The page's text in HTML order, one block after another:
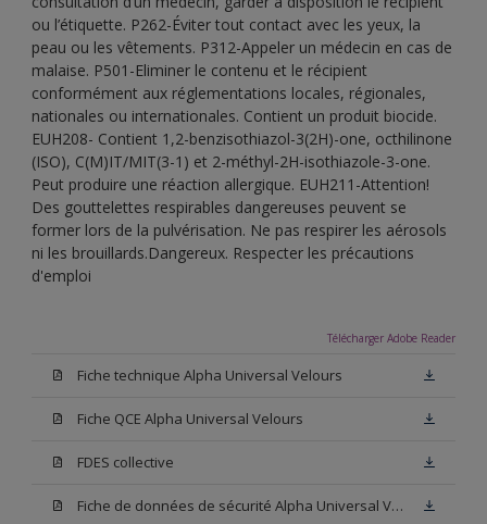
ou l’étiquette. P262-Éviter tout contact avec les yeux, la
peau ou les vêtements. P312-Appeler un médecin en cas de
malaise. P501-Eliminer le contenu et le récipient
conformément aux réglementations locales, régionales,
nationales ou internationales. Contient un produit biocide.
EUH208- Contient 1,2-benzisothiazol-3(2H)-one, octhilinone
(ISO), C(M)IT/MIT(3-1) et 2-méthyl-2H-isothiazole-3-one.
Peut produire une réaction allergique. EUH211-Attention!
Des gouttelettes respirables dangereuses peuvent se
former lors de la pulvérisation. Ne pas respirer les aérosols
ni les brouillards.Dangereux. Respecter les précautions
d'emploi
Télécharger Adobe Reader
Fiche technique Alpha Universal Velours
Fiche QCE Alpha Universal Velours
FDES collective
Fiche de données de sécurité Alpha Universal Velours Base W05